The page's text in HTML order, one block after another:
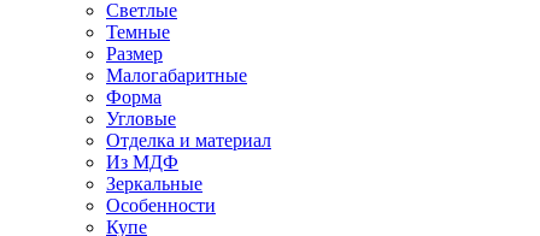
Светлые
Темные
Размер
Малогабаритные
Форма
Угловые
Отделка и материал
Из МДФ
Зеркальные
Особенности
Купе